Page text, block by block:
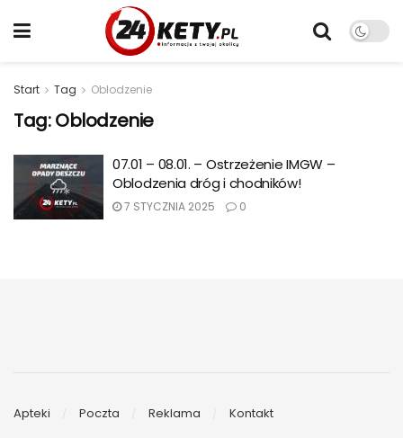
Start Tag Oblodzenie
Tag:Oblodzenie
07.01 – 08.01. – Ostrzeżenie IMGW –
Oblodzenia dróg i chodników!
7 STYCZNIA 2025 0
Apteki Poczta Reklama Kontakt